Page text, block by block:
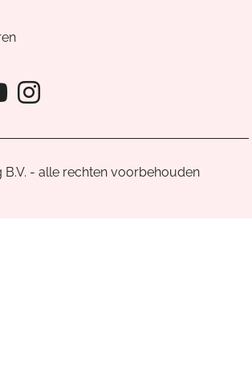
van Cvandaag
Cvandaag
Instagram van
- alle rechten voorbehouden